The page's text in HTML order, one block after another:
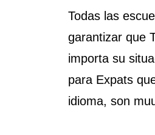
Todas las
garantizar que
importa su
para Expats
idioma, son